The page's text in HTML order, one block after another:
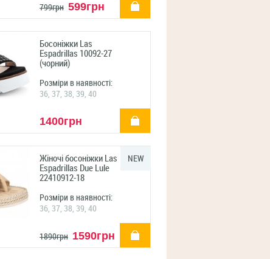
799грн 599грн
Босоніжки Las
Espadrillas 10092-27
(чорний)
Розміри в наявності:
36, 37, 38, 39, 40
1400грн
NEW
Жіночі босоніжки Las
Espadrillas Due Lule
22410912-18
Розміри в наявності:
36, 37, 38, 39, 40
1890грн 1590грн